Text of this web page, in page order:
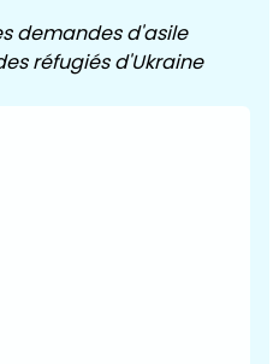
demandes d'asile
réfugiés d'Ukraine